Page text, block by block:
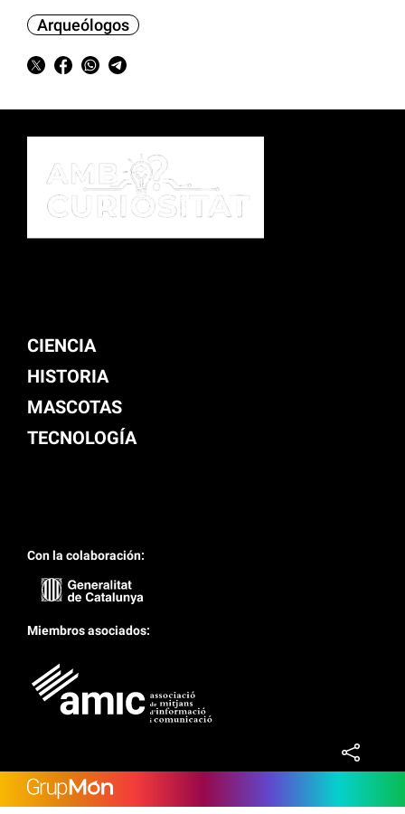
Arqueólogos
CIENCIA
HISTORIA
MASCOTAS
TECNOLOGÍA
Con la colaboración:
Miembros asociados: